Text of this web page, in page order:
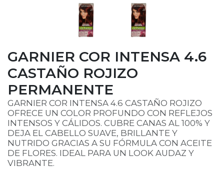
GARNIER COR INTENSA 4.6
CASTAÑO ROJIZO
PERMANENTE
GARNIER COR INTENSA 4.6 CASTAÑO ROJIZO
OFRECE UN COLOR PROFUNDO CON REFLEJOS
INTENSOS Y CÁLIDOS. CUBRE CANAS AL 100% Y
DEJA EL CABELLO SUAVE, BRILLANTE Y
NUTRIDO GRACIAS A SU FÓRMULA CON ACEITE
DE FLORES. IDEAL PARA UN LOOK AUDAZ Y
VIBRANTE.